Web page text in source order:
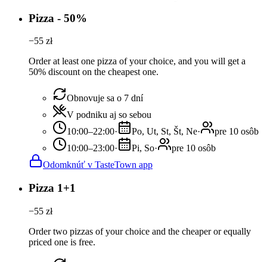
Pizza - 50%
−55 zł
Order at least one pizza of your choice, and you will get a
50% discount on the cheapest one.
Obnovuje sa o 7 dní
V podniku aj so sebou
10:00–22:00· Po, Ut, St, Št, Ne·
pre 10 osôb
10:00–23:00· Pi, So·
pre 10 osôb
Odomknúť v TasteTown app
Pizza 1+1
−55 zł
Order two pizzas of your choice and the cheaper or equally
priced one is free.